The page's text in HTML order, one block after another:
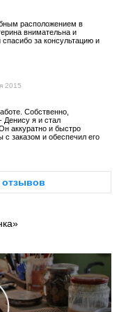
расположением в
внимательна и
за консультацию и
2015
Собственно,
Денису я и стал
аккуратно и быстро
заказом и обеспечил его
отзывов